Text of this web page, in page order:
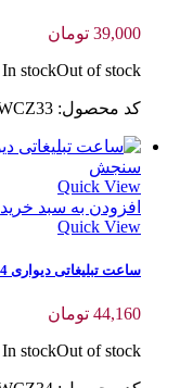
39,000 تومان
In stockOut of stock
کد محصول: WCZ33
سنجش
Quick View
افزودن به سبد خرید
Quick View
ساعت تبلیغاتی دیواری WCZ34
44,160 تومان
In stockOut of stock